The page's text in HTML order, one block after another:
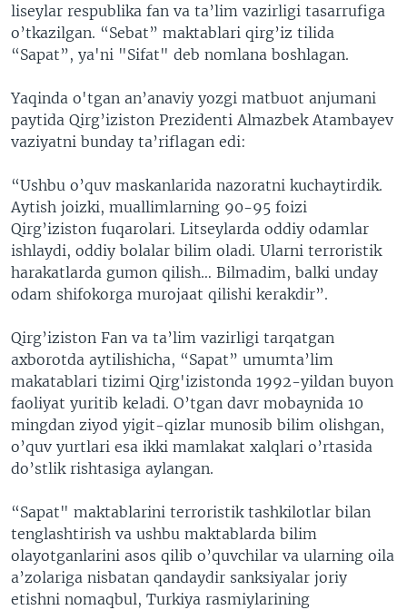
liseylar respublika fan va ta’lim vazirligi tasarrufiga
o’tkazilgan. “Sebat” maktablari qirg’iz tilida
“Sapat”, ya'ni "Sifat" deb nomlana boshlagan.
Yaqinda o'tgan an’anaviy yozgi matbuot anjumani
paytida Qirg’iziston Prezidenti Almazbek Atambayev
vaziyatni bunday ta’riflagan edi:
“Ushbu o’quv maskanlarida nazoratni kuchaytirdik.
Aytish joizki, muallimlarning 90-95 foizi
Qirg’iziston fuqarolari. Litseylarda oddiy odamlar
ishlaydi, oddiy bolalar bilim oladi. Ularni terroristik
harakatlarda gumon qilish… Bilmadim, balki unday
odam shifokorga murojaat qilishi kerakdir”.
Qirg’iziston Fan va ta’lim vazirligi tarqatgan
axborotda aytilishicha, “Sapat” umumta’lim
makatablari tizimi Qirg'izistonda 1992-yildan buyon
faoliyat yuritib keladi. O’tgan davr mobaynida 10
mingdan ziyod yigit-qizlar munosib bilim olishgan,
o’quv yurtlari esa ikki mamlakat xalqlari o’rtasida
do’stlik rishtasiga aylangan.
“Sapat" maktablarini terroristik tashkilotlar bilan
tenglashtirish va ushbu maktablarda bilim
olayotganlarini asos qilib o’quvchilar va ularning oila
a’zolariga nisbatan qandaydir sanksiyalar joriy
etishni nomaqbul, Turkiya rasmiylarining